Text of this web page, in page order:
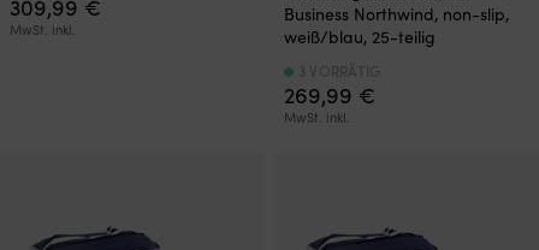
309,99 €
MwSt. inkl.
Business Northwind, non-slip,
weiß/blau, 25-teilig
269,99 €
MwSt. inkl.
3 VORRÄTIG